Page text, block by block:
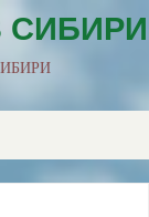
СИБИРИ